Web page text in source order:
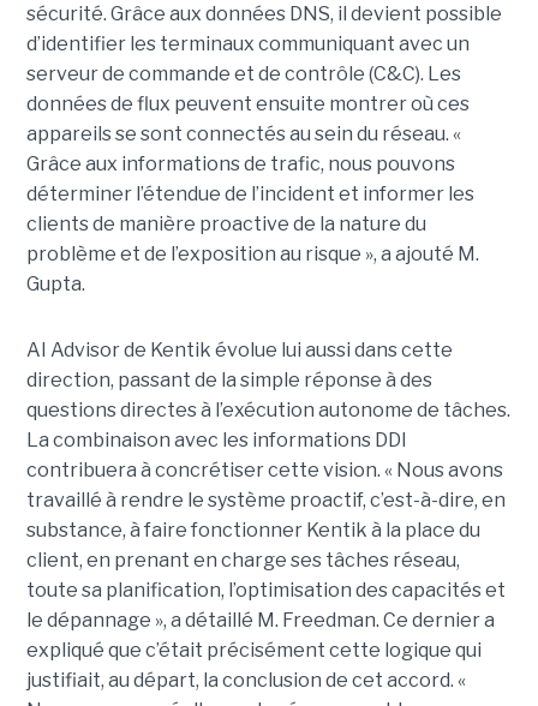
sécurité. Grâce aux données DNS, il devient possible
d’identifier les terminaux communiquant avec un
serveur de commande et de contrôle (C&C). Les
données de flux peuvent ensuite montrer où ces
appareils se sont connectés au sein du réseau. «
Grâce aux informations de trafic, nous pouvons
déterminer l’étendue de l’incident et informer les
clients de manière proactive de la nature du
problème et de l’exposition au risque », a ajouté M.
Gupta.
AI Advisor de Kentik évolue lui aussi dans cette
direction, passant de la simple réponse à des
questions directes à l’exécution autonome de tâches.
La combinaison avec les informations DDI
contribuera à concrétiser cette vision. « Nous avons
travaillé à rendre le système proactif, c’est-à-dire, en
substance, à faire fonctionner Kentik à la place du
client, en prenant en charge ses tâches réseau,
toute sa planification, l’optimisation des capacités et
le dépannage », a détaillé M. Freedman. Ce dernier a
expliqué que c’était précisément cette logique qui
justifiait, au départ, la conclusion de cet accord. «